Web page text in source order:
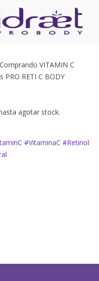
VITAMIN C
PRO RETI C BODY
agotar stock.
#VitaminaC #Retinol